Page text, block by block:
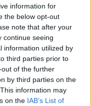
information for
the below opt-out
note that after your
continue seeing
information utilized by
third parties prior to
of the further
by third parties on the
information may
on the IAB’s List of